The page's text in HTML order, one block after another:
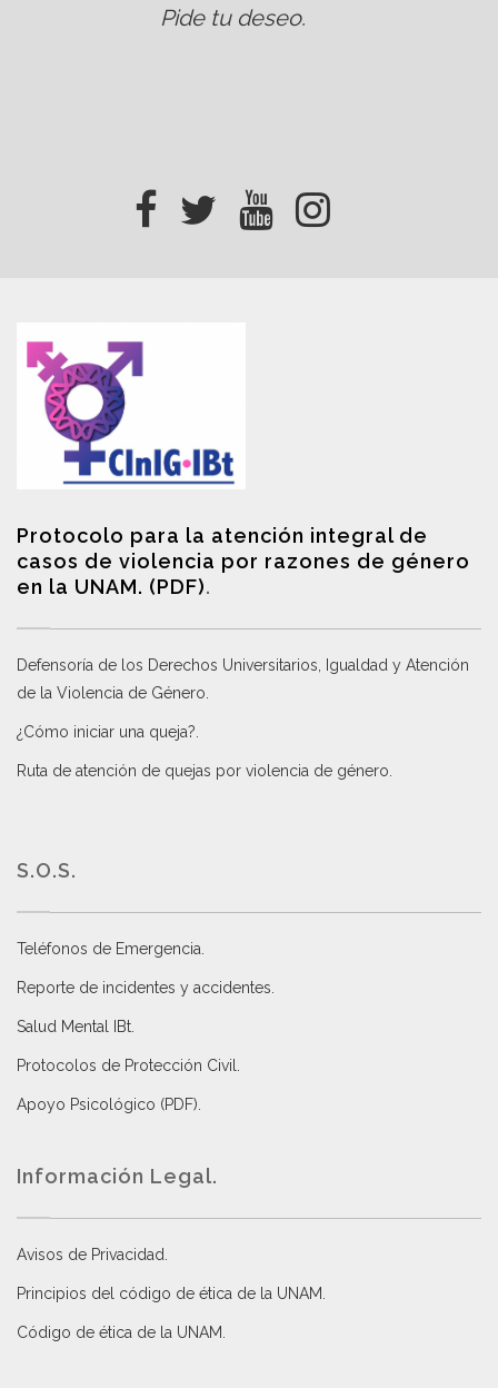
Pide tu deseo.
Protocolo para la atención integral de
casos de violencia por razones de género
en la UNAM. (PDF).
Defensoría de los Derechos Universitarios, Igualdad y Atención
de la Violencia de Género
¿Cómo iniciar una queja?
Ruta de atención de quejas por violencia de género
S.O.S.
Teléfonos de Emergencia.
Reporte de incidentes y accidentes
Salud Mental IBt
Protocolos de Protección Civil
Apoyo Psicológico (PDF)
Información Legal.
Avisos de Privacidad
Principios del código de ética de la UNAM
Código de ética de la UNAM